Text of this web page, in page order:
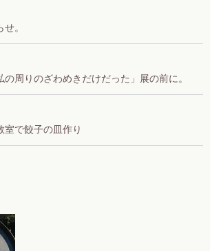
。
の周りのざわめきだけだった」展の前に。
室で餃子の皿作り